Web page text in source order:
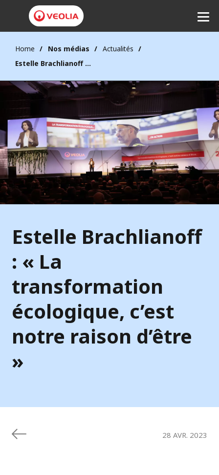
Home Nos médias
Actualités
Estelle Brachlianoff : « La transformation écologique, c’est notre raison d’être »
Estelle Brachlianoff
: « La
transformation
écologique, c’est
notre raison d’être
»
28 AVR. 2023